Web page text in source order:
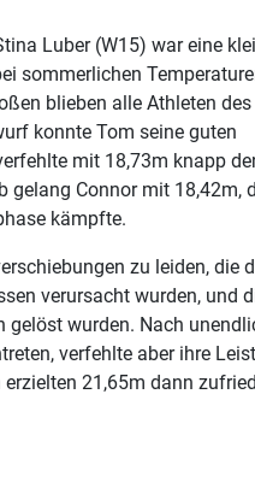
Luber (W15) war eine
sommerlichen
blieben alle Athleten des
konnte Tom seine guten
mit 18,73m knapp
gelang Connor mit 18,42m,
kämpfte.
zu leiden, die
verursacht wurden, und
gelöst wurden. Nach
verfehlte aber ihre
21,65m dann